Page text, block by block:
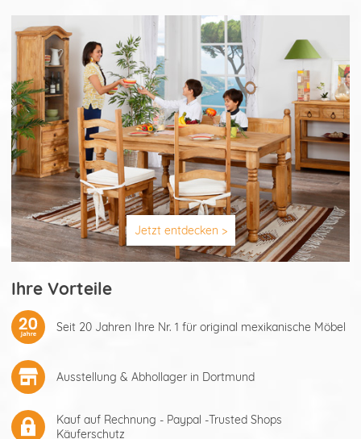
Jetzt entdecken >
Ihre Vorteile
Seit 20 Jahren Ihre Nr. 1 für original mexikanische Möbel
Ausstellung & Abhollager in Dortmund
Kauf auf Rechnung - Paypal -Trusted Shops
Käuferschutz